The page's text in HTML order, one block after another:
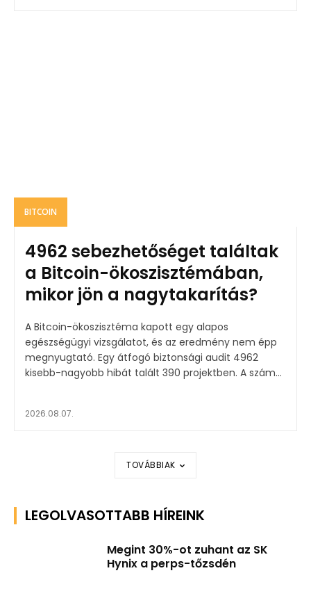
BITCOIN
4962 sebezhetőséget találtak
a Bitcoin-ökoszisztémában,
mikor jön a nagytakarítás?
A Bitcoin-ökoszisztéma kapott egy alapos
egészségügyi vizsgálatot, és az eredmény nem épp
megnyugtató. Egy átfogó biztonsági audit 4962
kisebb-nagyobb hibát talált 390 projektben. A szám...
2026.08.07.
TOVÁBBIAK
LEGOLVASOTTABB HÍREINK
Megint 30%-ot zuhant az SK
Hynix a perps-tőzsdén